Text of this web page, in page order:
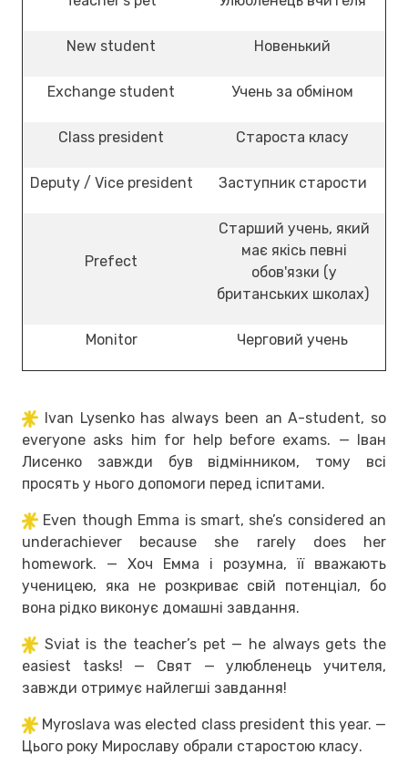
New student Новенький
Exchange student Учень за обміном
Class president Староста класу
Deputy / Vice president Заступник старости
Prefect
Старший учень, який
має якісь певні
обов'язки (у
британських школах)
Monitor Черговий учень
Ivan Lysenko has always been an A-student, so
everyone asks him for help before exams. — Іван
Лисенко завжди був відмінником, тому всі
просять у нього допомоги перед іспитами.
Even though Emma is smart, she’s considered an
underachiever because she rarely does her
homework. — Хоч Емма і розумна, її вважають
ученицею, яка не розкриває свій потенціал, бо
вона рідко виконує домашні завдання.
Sviat is the teacher’s pet — he always gets the
easiest tasks! — Свят — улюбленець учителя,
завжди отримує найлегші завдання!
Myroslava was elected class president this year. —
Цього року Мирославу обрали старостою класу.